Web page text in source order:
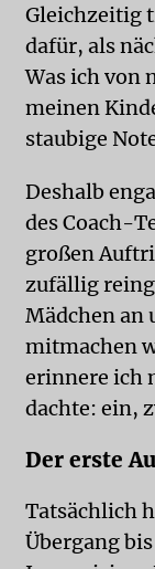
Gleichzeitig
dafür, als
Was ich von
meinen
staubige
Deshalb
des Coach-
großen
zufällig
Mädchen an
mitmachen
erinnere ich
dachte: ein,
Der erste
Tatsächlich
Übergang